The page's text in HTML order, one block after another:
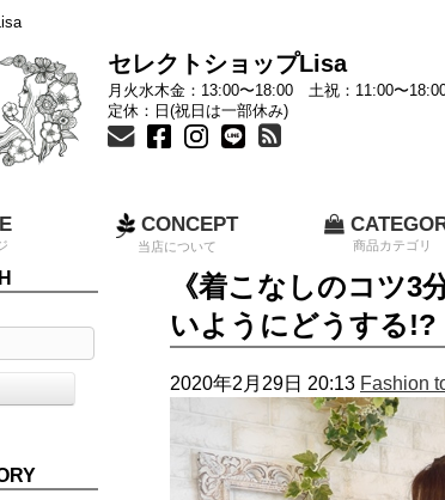
セレクトショップLisa
月火水木金：13:00〜18:00 土祝：11:00〜
定休：日(祝日は一部休み)
CONCEPT
当店について 商品カテゴリ
《着こなしのコツ
いようにどうする!?
2020年2月29日 20:13 Fashion